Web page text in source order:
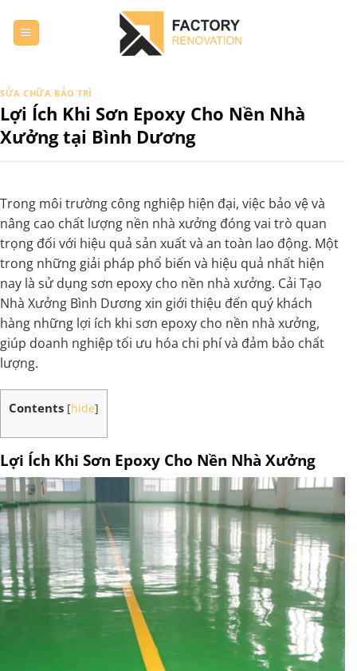
qua
nội
SỬA CHỮA BẢO TRÌ
Lợi Ích Khi Sơn Epoxy Cho Nền Nhà
Xưởng tại Bình Dương
Trong môi trường công nghiệp hiện đại, việc bảo vệ và
nâng cao chất lượng nền nhà xưởng đóng vai trò quan
trọng đối với hiệu quả sản xuất và an toàn lao động. Một
trong những giải pháp phổ biến và hiệu quả nhất hiện
nay là sử dụng sơn epoxy cho nền nhà xưởng. Cải Tạo
Nhà Xưởng Bình Dương xin giới thiệu đến quý khách
hàng những lợi ích khi sơn epoxy cho nền nhà xưởng,
giúp doanh nghiệp tối ưu hóa chi phí và đảm bảo chất
lượng.
Contents [hide]
Lợi Ích Khi Sơn Epoxy Cho Nền Nhà Xưởng